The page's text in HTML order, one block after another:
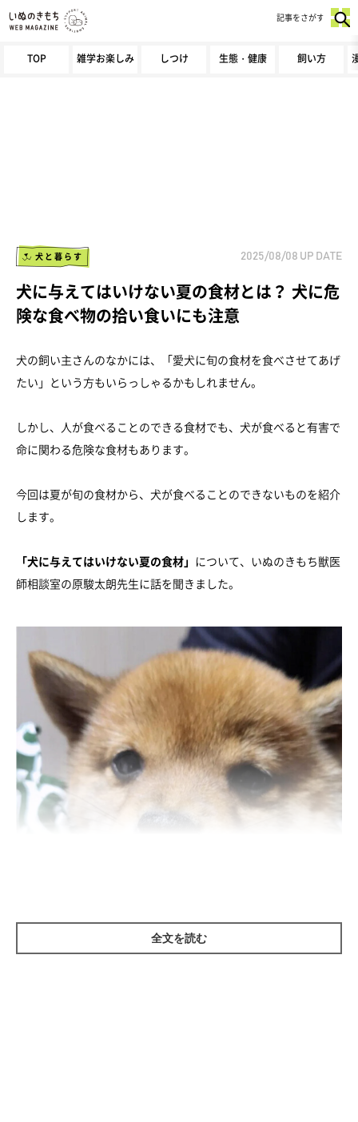
TOP 雑学お楽しみ しつけ 生態・健康 飼い方
記事をさがす
犬と暮らす 2025/08/08 UP DATE
犬に与えてはいけない夏の食材とは？ 犬に危
険な食べ物の拾い食いにも注意
犬の飼い主さんのなかには、「愛犬に旬の食材を食べさせてあげ
たい」という方もいらっしゃるかもしれません。
しかし、人が食べることのできる食材でも、犬が食べると有害で
命に関わる危険な食材もあります。
今回は夏が旬の食材から、犬が食べることのできないものを紹介
します。
「犬に与えてはいけない夏の食材」 について、いぬのきもち獣医
師相談室の原駿太朗先生に話を聞きました。
全文を読む